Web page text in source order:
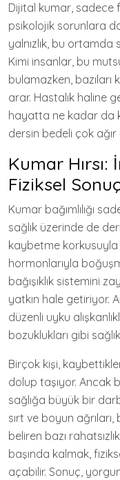
Dijital kumar, sadece
psikolojik sorunlara
yalnızlık, bu
Kimi insanlar, bu
bulamazken,
arar. Hastalık haline
hayatta ne kadar da
dersin bedeli çok ağır
Kumar Hırsı:
Fiziksel
Kumar bağımlılığı
sağlık üzerinde de
kaybetme
hormonlarıyla
bağışıklık sistemini
yatkın hale getiriyor.
düzenli uyku
bozuklukları gibi
Birçok kişi,
dolup taşıyor. Ancak
sağlığa büyük bir
sırt ve boyun
beliren bazı
başında kalmak,
açabilir. Sonuç,